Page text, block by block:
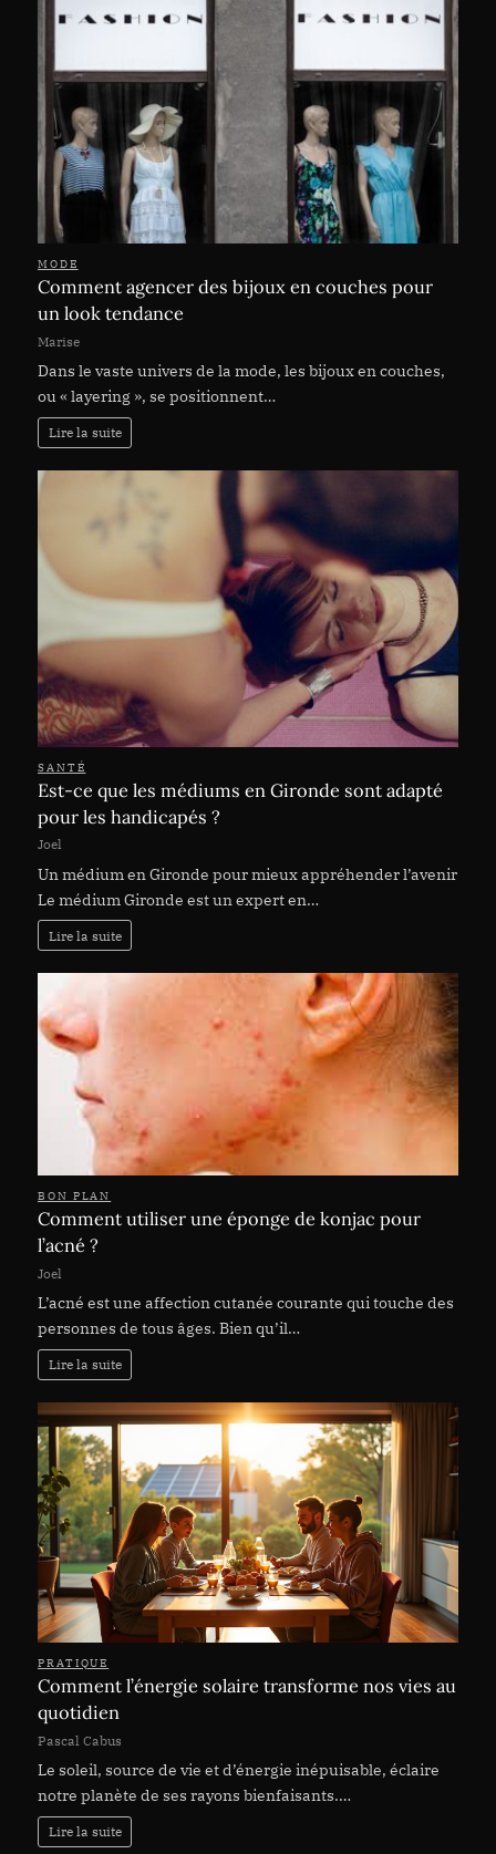
MODE
Comment agencer des bijoux en couches pour
un look tendance
Marise
Dans le vaste univers de la mode, les bijoux en couches,
ou « layering », se positionnent…
Lire la suite
SANTÉ
Est-ce que les médiums en Gironde sont adapté
pour les handicapés ?
Joel
Un médium en Gironde pour mieux appréhender l’avenir
Le médium Gironde est un expert en…
Lire la suite
BON PLAN
Comment utiliser une éponge de konjac pour
l’acné ?
Joel
L’acné est une affection cutanée courante qui touche des
personnes de tous âges. Bien qu’il…
Lire la suite
PRATIQUE
Comment l’énergie solaire transforme nos vies au
quotidien
Pascal Cabus
Le soleil, source de vie et d’énergie inépuisable, éclaire
notre planète de ses rayons bienfaisants.…
Lire la suite